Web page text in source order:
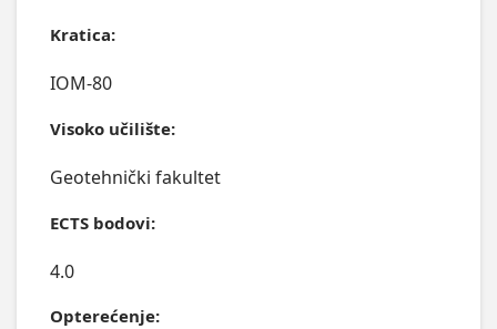
Kratica:
IOM-80
Visoko učilište:
Geotehnički fakultet
ECTS bodovi:
4.0
Opterećenje: